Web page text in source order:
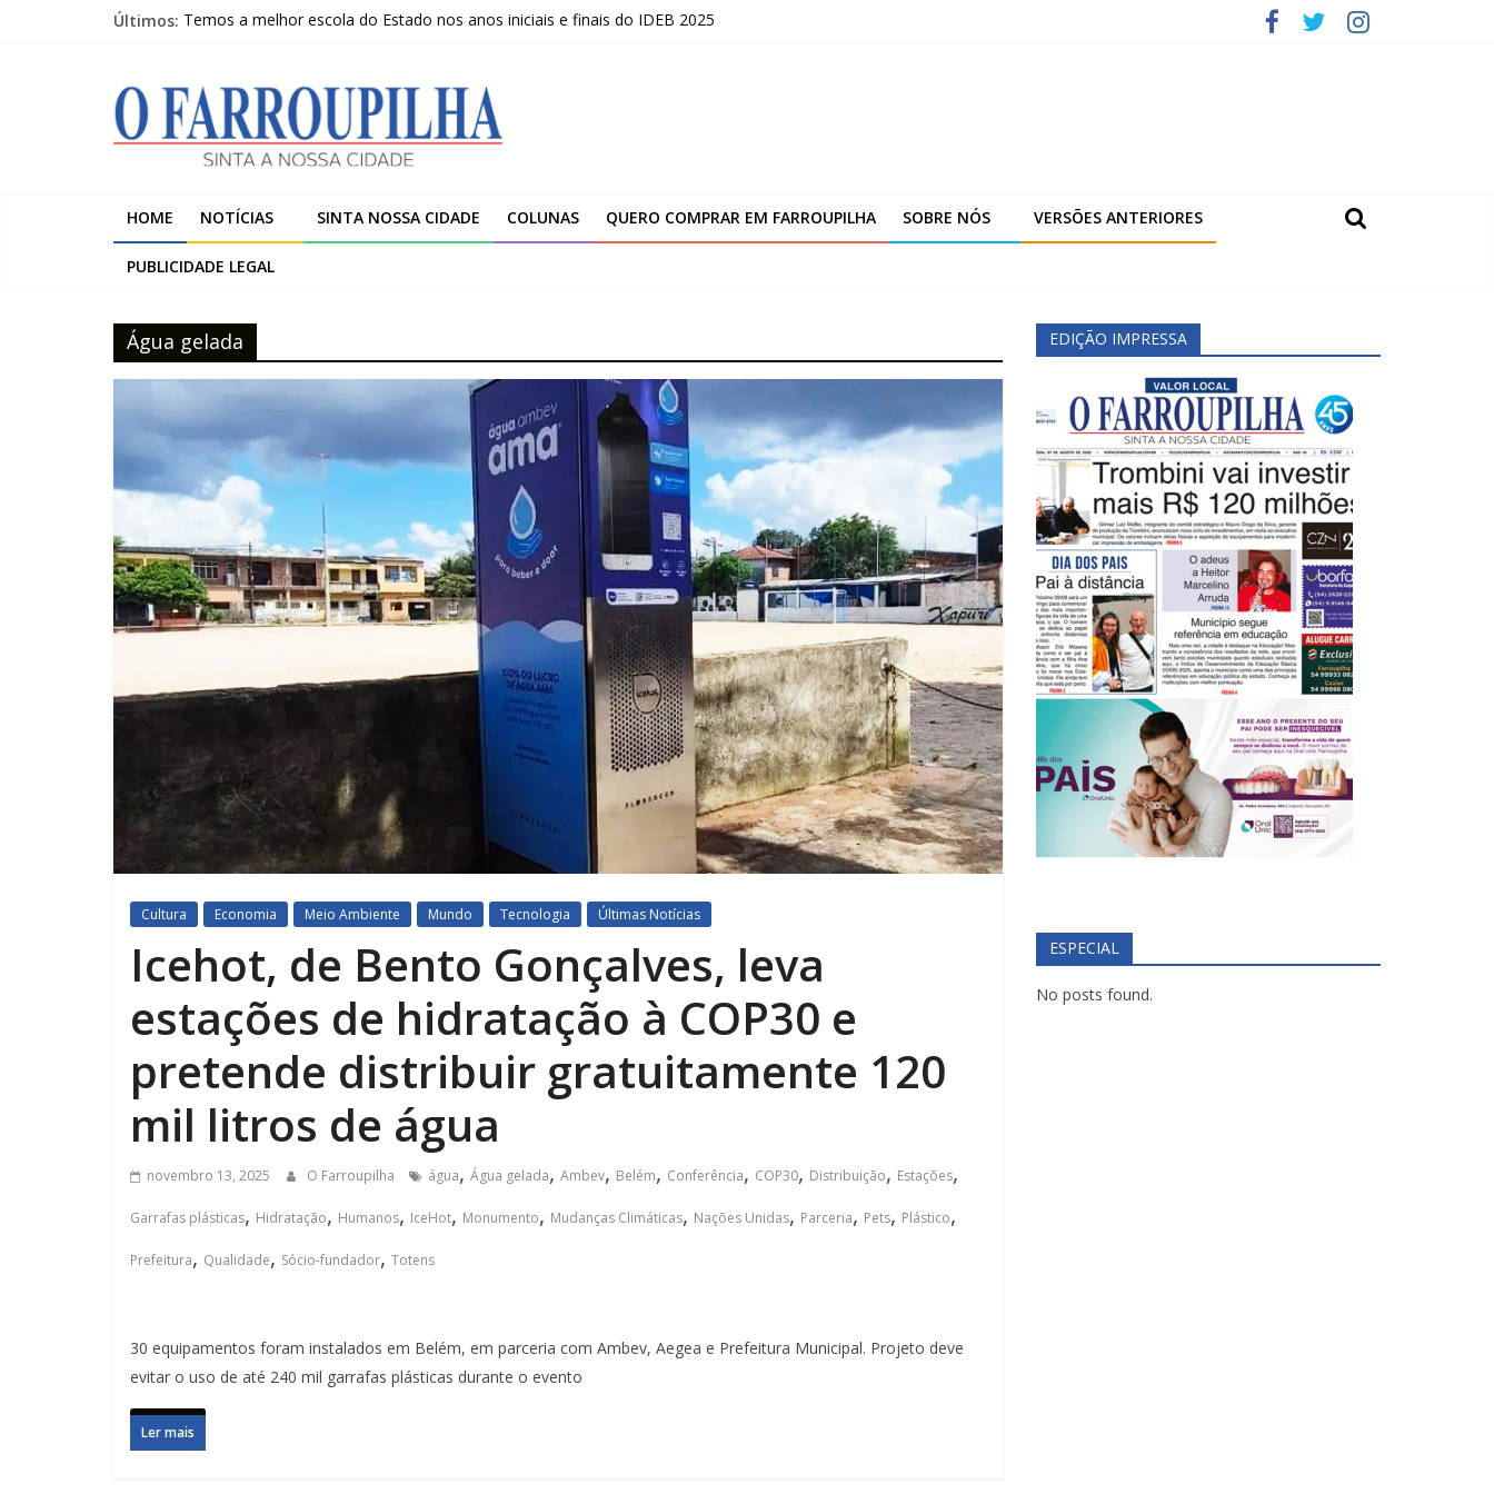
Últimos: Temos a melhor escola do Estado nos anos iniciais e finais do IDEB 2025
A despedida de Heitor Marcelino Arruda
Trombini investe R$ 120 milhões na ampliação da unidade de Farroupilha
O
Farroupilha
Cidade
HOME NOTÍCIAS SINTA NOSSA CIDADE COLUNAS QUERO COMPRAR EM FARROUPILHA SOBRE NÓS VERSÕES ANTERIORES
PUBLICIDADE LEGAL
Água gelada
Cultura Economia Meio Ambiente Mundo Tecnologia Últimas Notícias
Icehot, de Bento Gonçalves, leva
estações de hidratação à COP30 e
pretende distribuir gratuitamente 120
mil litros de água
novembro 13, 2025 O Farroupilha água, Água gelada, Ambev, Belém, Conferência, COP30, Distribuição, Estações,
Garrafas plásticas, Hidratação, Humanos, IceHot, Monumento, Mudanças Climáticas, Nações Unidas, Parceria, Pets, Plástico,
Prefeitura, Qualidade, Sócio-fundador, Totens
30 equipamentos foram instalados em Belém, em parceria com Ambev, Aegea e Prefeitura Municipal. Projeto deve
evitar o uso de até 240 mil garrafas plásticas durante o evento
Ler mais
EDIÇÃO IMPRESSA
ESPECIAL
No posts found.